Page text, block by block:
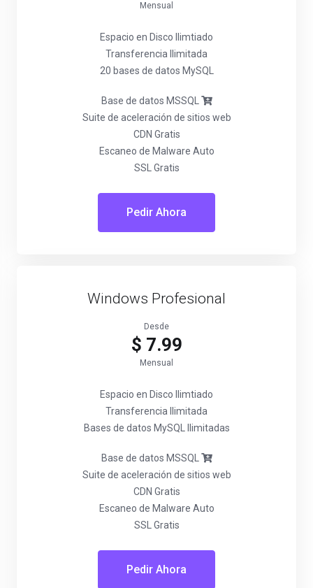
Mensual
Espacio en Disco Ilimtiado
Transferencia Ilimitada
20 bases de datos MySQL
Base de datos MSSQL
Suite de aceleración de sitios web
CDN Gratis
Escaneo de Malware Auto
SSL Gratis
Pedir Ahora
Windows Profesional
Desde
$ 7.99
Mensual
Espacio en Disco Ilimtiado
Transferencia Ilimitada
Bases de datos MySQL Ilimitadas
Base de datos MSSQL
Suite de aceleración de sitios web
CDN Gratis
Escaneo de Malware Auto
SSL Gratis
Pedir Ahora